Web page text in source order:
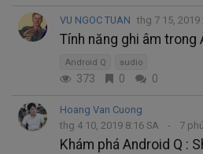
VU NGOC TUAN thg 7 15, 2019
Tính năng ghi âm trong
Android Q audio
373 0 0
Hoang Van Cuong
thg 4 10, 2019 8:16 SA
7
Khám phá Android Q :